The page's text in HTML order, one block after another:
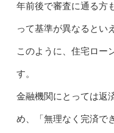
年前後で審査に通る方
って基準が異なるとい
このように、住宅ロー
す。
金融機関にとっては返
め、「無理なく完済で